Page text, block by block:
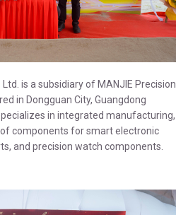
is a subsidiary of MANJIE Precision
in Dongguan City, Guangdong
in integrated manufacturing,
components for smart electronic
and precision watch components.